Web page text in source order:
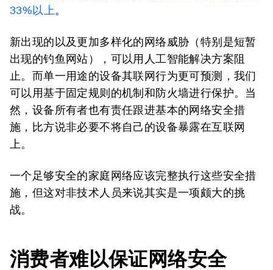
33%以上。
新出现的以及更加多样化的网络威胁（特别是短暂
出现的钓鱼网站），可以用人工智能解决方案阻
止。而单一用途的设备其联网行为更可预测，我们
可以用基于固定规则的机制和防火墙进行保护。当
然，设备所有者也有责任跟进基本的网络安全措
施，比方说非必要不将自己的设备暴露在互联网
上。
一个足够安全的家庭网络应该完整执行这些安全措
施，但这对非技术人员来说其实是一项颇大的挑
战。
消费者难以保证网络安全